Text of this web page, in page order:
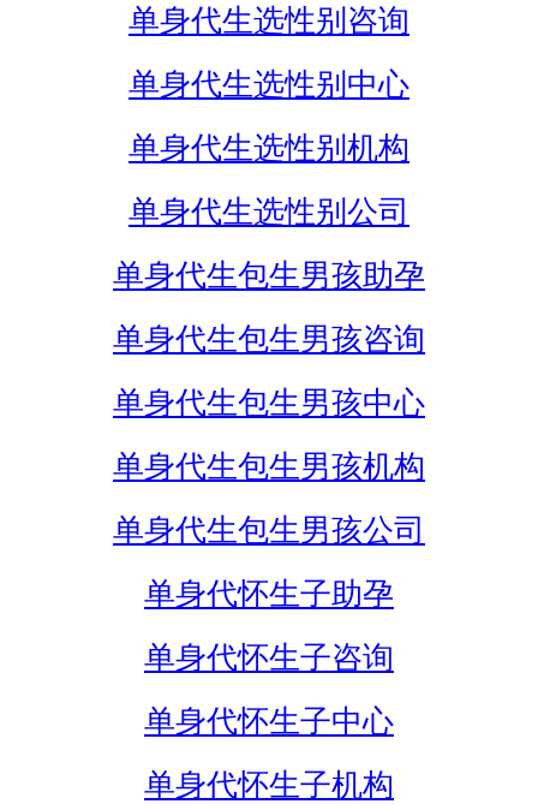
单身代生选性别咨询
单身代生选性别中心
单身代生选性别机构
单身代生选性别公司
单身代生包生男孩助孕
单身代生包生男孩咨询
单身代生包生男孩中心
单身代生包生男孩机构
单身代生包生男孩公司
单身代怀生子助孕
单身代怀生子咨询
单身代怀生子中心
单身代怀生子机构